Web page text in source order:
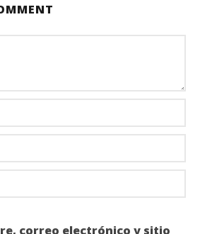
correo electrónico y sitio